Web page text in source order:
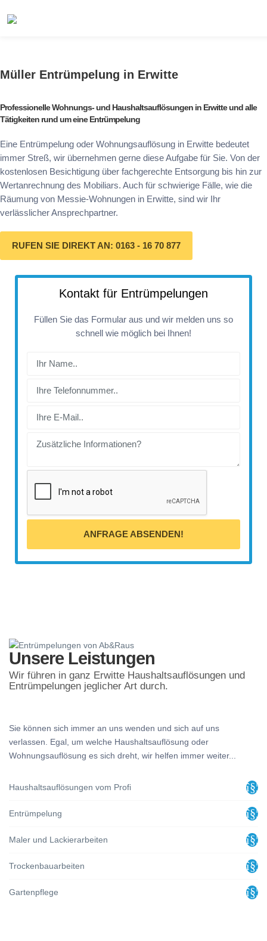
Kontakt für Entrümpelungen
Füllen Sie das Formular aus und wir melden uns so
schnell wie möglich bei Ihnen!
ANFRAGE ABSENDEN!
Müller Entrümpelung in Erwitte
Professionelle Wohnungs- und Haushaltsauflösungen in Erwitte und alle
Tätigkeiten rund um eine Entrümpelung
Eine Entrümpelung oder Wohnungsauflösung in Erwitte bedeutet
immer Streß, wir übernehmen gerne diese Aufgabe für Sie. Von der
kostenlosen Besichtigung über fachgerechte Entsorgung bis hin zur
Wertanrechnung des Mobiliars. Auch für schwierige Fälle, wie die
Räumung von Messie-Wohnungen in Erwitte, sind wir Ihr
verlässlicher Ansprechpartner.
RUFEN SIE DIREKT AN: 0163 - 16 70 877
Unsere Leistungen
Wir führen in ganz Erwitte Haushaltsauflösungen und
Entrümpelungen jeglicher Art durch.
Sie können sich immer an uns wenden und sich auf uns
verlassen. Egal, um welche Haushaltsauflösung oder
Wohnungsauflösung es sich dreht, wir helfen immer weiter...
Haushaltsauflösungen vom Profi
Entrümpelung
Maler und Lackierarbeiten
Trockenbauarbeiten
Gartenpflege